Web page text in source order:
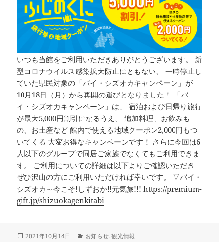
いつも当館をご利用いただきありがとうございます。 新
型コロナウイルス感染拡大防止にともない、 一時停止し
ていた県民対象の「バイ・シズオカキャンペーン」が
10月18日（月）から再開の運びとなりました！ 「バ
イ・シズオカキャンペーン」は、 宿泊および日帰り旅行
が最大5,000円割引になるうえ、 追加料理、お飲みも
の、お土産など 館内で使える地域クーポン2,000円もつ
いてくる 大変お得なキャンペーンです！ さらに今回は6
人以下のグループで同居ご家族でなくてもご利用できま
す。 ご利用についての詳細は以下よりご確認いただき
ぜひ沢山の方にご利用いただければ幸いです。 ▽バイ・
シズオカ～今こそ!しずおか!!元気旅!!!https://premium-
gift.jp/shizuokagenkitabi
投
2021年10月14日
カ
お知らせ,観光情報